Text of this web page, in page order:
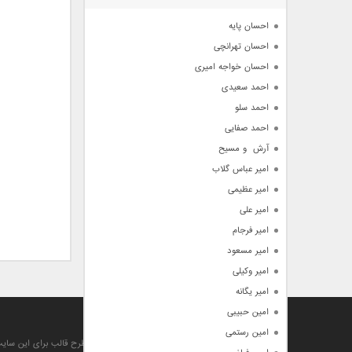
احسان پایه
احسان تهرانچی
احسان خواجه امیری
احمد سعیدی
احمد سلو
احمد صفایی
آرش  و مسیح
امیر عباس گلاب
امیر عظیمی
امیر علی
امیر فرجام
امیر مسعود
امیر وکیلی
امیر یگانه
امین حبیبی
امین رستمی
تمام حقوق مادی , معنوی , مطالب و طرح قالب برای این